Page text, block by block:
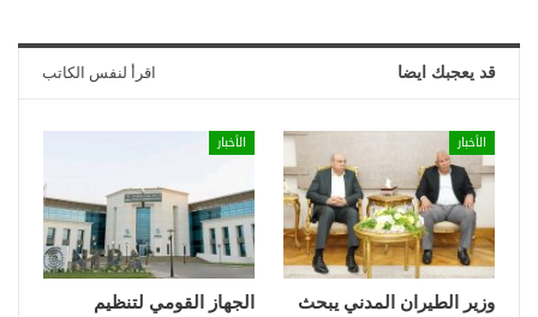
قد يعجبك ايضا اقرأ لنفس الكاتب
الأخبار
وزير الطيران المدني يبحث
الأخبار
الجهاز القومي لتنظيم